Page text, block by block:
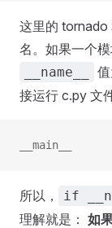
这里的 tornado
名。如果一个
__name__
接运行 c.py 文
__main__
所以， if
理解就是： 如